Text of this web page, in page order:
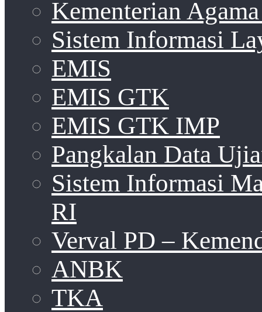
Kementerian
Sistem Informasi
EMIS
EMIS GTK
EMIS GTK IMP
Pangkalan Data
Sistem Informasi
RI
Verval PD –
ANBK
TKA